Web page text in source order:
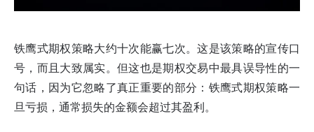
铁鹰式期权策略大约十次能赢七次。这是该策略的宣传口
号，而且大致属实。但这也是期权交易中最具误导性的一
句话，因为它忽略了真正重要的部分：铁鹰式期权策略一
旦亏损，通常损失的金额会超过其盈利。